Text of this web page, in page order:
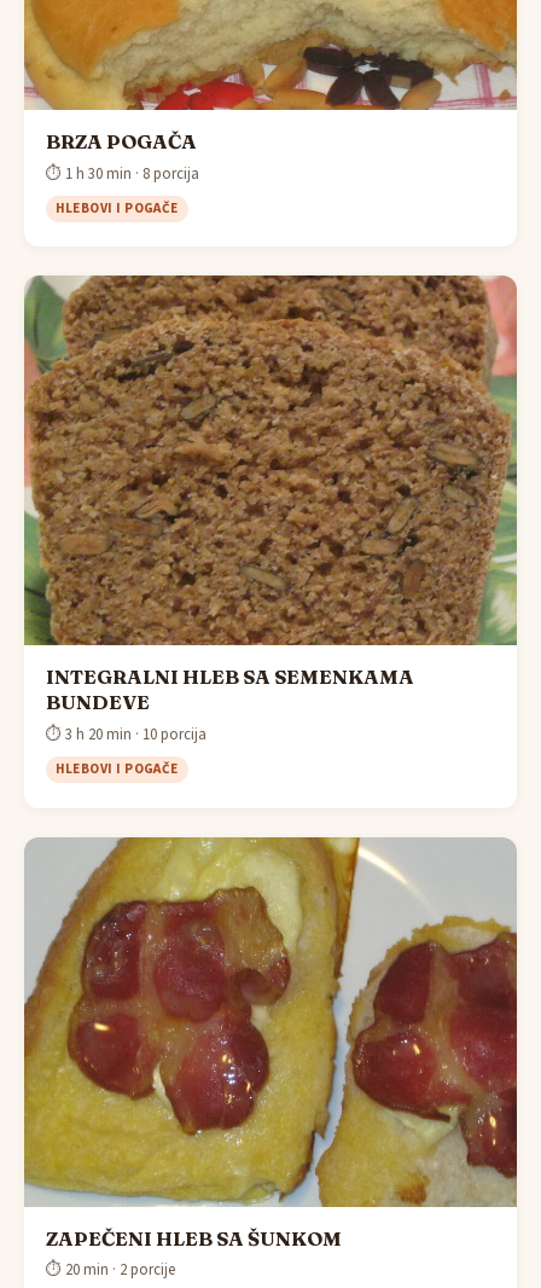
BRZA POGAČA
⏱ 1 h 30 min · 8 porcija
HLEBOVI I POGAČE
INTEGRALNI HLEB SA SEMENKAMA
BUNDEVE
⏱ 3 h 20 min · 10 porcija
HLEBOVI I POGAČE
ZAPEČENI HLEB SA ŠUNKOM
⏱ 20 min · 2 porcije